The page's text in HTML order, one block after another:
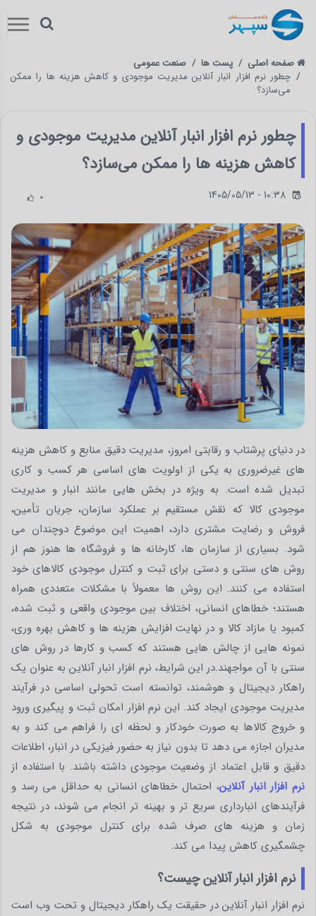
صفحه اصلی پست ها
صنعت عمومی
چطور نرم‌ افزار انبار آنلاین مدیریت موجودی و کاهش هزینه‌ ها را ممکن
می‌سازد؟
چطور نرم‌ افزار انبار آنلاین مدیریت موجودی و
کاهش هزینه‌ ها را ممکن می‌سازد؟
0 1405/05/13 - 10:38
در دنیای پرشتاب و رقابتی امروز، مدیریت دقیق منابع و کاهش هزینه
های غیرضروری به یکی از اولویت های اساسی هر کسب و کاری
تبدیل شده است. به ویژه در بخش هایی مانند انبار و مدیریت
موجودی کالا که نقش مستقیم بر عملکرد سازمان، جریان تأمین،
فروش و رضایت مشتری دارد، اهمیت این موضوع دوچندان می
شود. بسیاری از سازمان ها، کارخانه ها و فروشگاه ها هنوز هم از
روش های سنتی و دستی برای ثبت و کنترل موجودی کالاهای خود
استفاده می کنند. این روش ها معمولاً با مشکلات متعددی همراه
هستند؛ خطاهای انسانی، اختلاف بین موجودی واقعی و ثبت شده،
کمبود یا مازاد کالا و در نهایت افزایش هزینه ها و کاهش بهره وری،
نمونه هایی از چالش هایی هستند که کسب و کارها در روش های
سنتی با آن مواجهند.در این شرایط، نرم افزار انبار آنلاین به عنوان یک
راهکار دیجیتال و هوشمند، توانسته است تحولی اساسی در فرآیند
مدیریت موجودی ایجاد کند. این نرم افزار امکان ثبت و پیگیری ورود
و خروج کالاها به صورت خودکار و لحظه ای را فراهم می کند و به
مدیران اجازه می دهد تا بدون نیاز به حضور فیزیکی در انبار، اطلاعات
دقیق و قابل اعتماد از وضعیت موجودی داشته باشند. با استفاده از
نرم افزار انبار آنلاین، احتمال خطاهای انسانی به حداقل می رسد و
فرآیندهای انبارداری سریع تر و بهینه تر انجام می شوند، در نتیجه
زمان و هزینه های صرف شده برای کنترل موجودی به شکل
چشمگیری کاهش پیدا می کند.
نرم‌ افزار انبار آنلاین چیست؟
نرم افزار انبار آنلاین در حقیقت یک راهکار دیجیتال و تحت وب است